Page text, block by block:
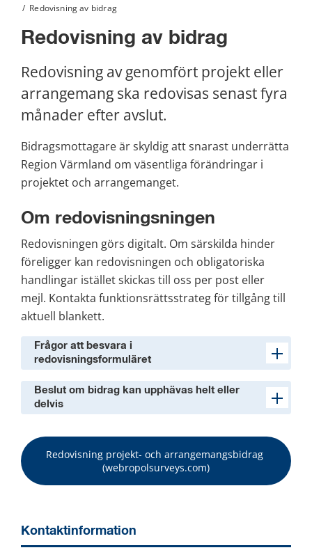
/ Redovisning av bidrag
Redovisning av bidrag
Redovisning av genomfört projekt eller
arrangemang ska redovisas senast fyra
månader efter avslut.
Bidragsmottagare är skyldig att snarast underrätta
Region Värmland om väsentliga förändringar i
projektet och arrangemanget.
Om redovisningsningen
Redovisningen görs digitalt. Om särskilda hinder
föreligger kan redovisningen och obligatoriska
handlingar istället skickas till oss per post eller
mejl. Kontakta funktionsrättsstrateg för tillgång till
aktuell blankett.
Frågor att besvara i
redovisningsformuläret
Beslut om bidrag kan upphävas helt eller
delvis
Redovisning projekt- och arrangemangsbidrag
(webropolsurveys.com)
Kontaktinformation